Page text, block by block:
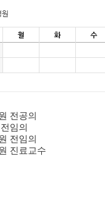
월 화 수
전공의
임의
전임의
진료교수